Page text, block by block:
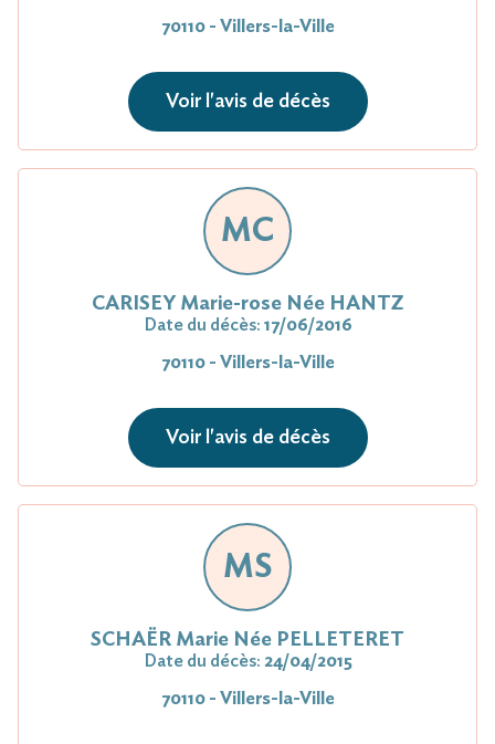
70110 - Villers-la-Ville
Voir l'avis de décès
MC
CARISEY Marie-rose Née HANTZ
Date du décès: 17/06/2016
70110 - Villers-la-Ville
Voir l'avis de décès
MS
SCHAËR Marie Née PELLETERET
Date du décès: 24/04/2015
70110 - Villers-la-Ville